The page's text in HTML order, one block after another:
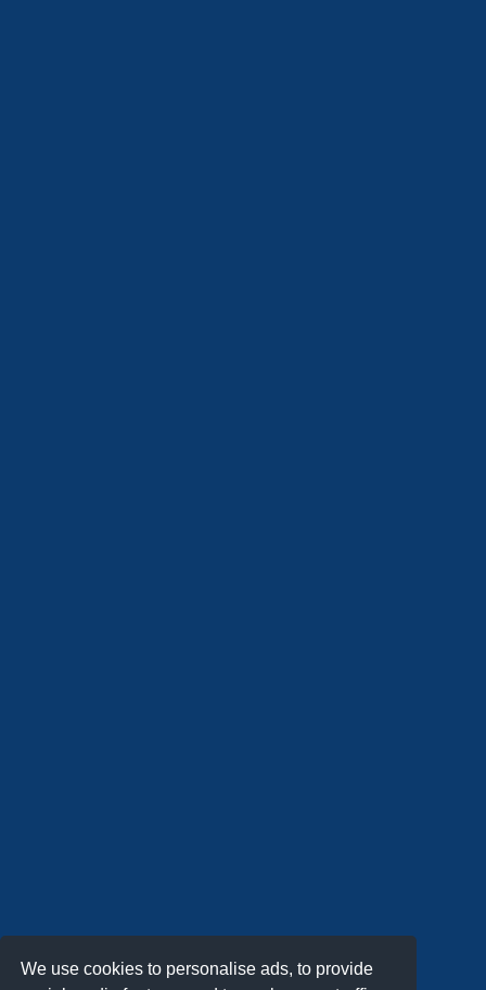
We use cookies to personalise ads, to provide